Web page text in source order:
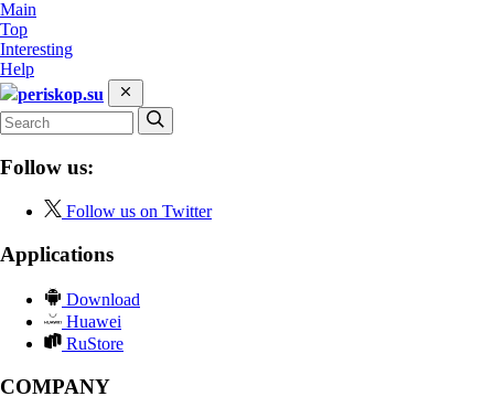
Main
Top
Interesting
Help
periskop.su
Follow us:
Follow us on Twitter
Applications
Download
Huawei
RuStore
COMPANY